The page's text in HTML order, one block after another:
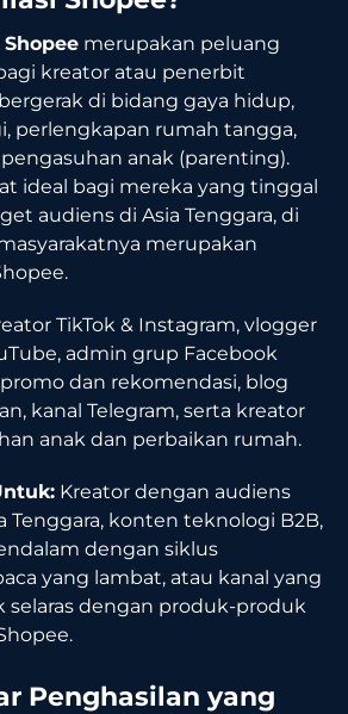
merupakan peluang
kreator atau penerbit
di bidang gaya hidup,
perlengkapan rumah tangga,
anak (parenting).
ideal bagi mereka yang tinggal
audiens di Asia Tenggara, di
merupakan
TikTok & Instagram, vlogger
admin grup Facebook
dan rekomendasi, blog
kanal Telegram, serta kreator
anak dan perbaikan rumah.
Kreator dengan audiens
Tenggara, konten teknologi B2B,
dengan siklus
yang lambat, atau kanal yang
selaras dengan produk-produk
Penghasilan yang